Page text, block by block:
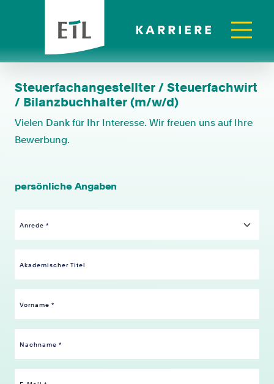
KARRIERE
Steuerfachangestellter / Steuerfachwirt
/ Bilanzbuchhalter (m/w/d)
Vielen Dank für Ihr Interesse. Wir freuen uns auf Ihre
Bewerbung.
persönliche Angaben